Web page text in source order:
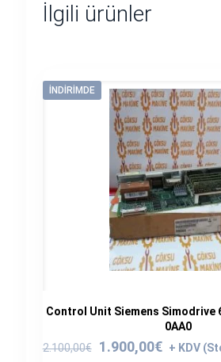
İlgili ürünler
İNDIRIMDE
Control Unit Siemens Simodrive
0AA0
2.100,00€
Orijinal
1.900,00€